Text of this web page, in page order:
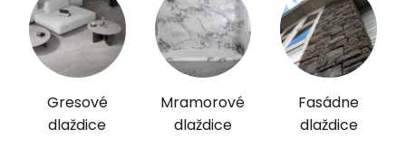
Gresové
dlaždice
Mramorové
dlaždice
Fasádne
dlaždice